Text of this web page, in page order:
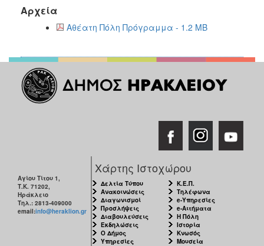
Αρχεία
Αθέατη Πόλη Πρόγραμμα - 1.2 MB
Αγίου Τίτου 1,
Τ.Κ. 71202,
Ηράκλειο
Τηλ.: 2813-409000
email:info@heraklion.gr
Χάρτης Ιστοχώρου
Δελτία Τύπου
Ανακοινώσεις
Διαγωνισμοί
Προσλήψεις
Διαβουλεύσεις
Εκδηλώσεις
Ο Δήμος
Υπηρεσίες
Κ.Ε.Π.
Τηλέφωνα
e-Υπηρεσίες
e-Αιτήματα
Η Πόλη
Ιστορία
Κνωσός
Μουσεία